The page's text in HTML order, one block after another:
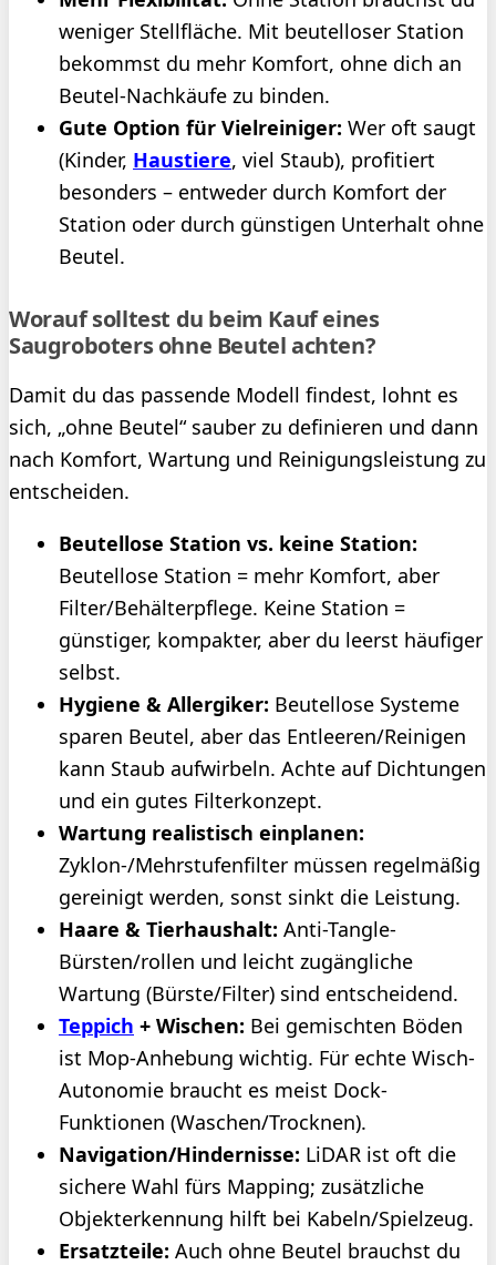
weniger Stellfläche. Mit beutelloser Station
bekommst du mehr Komfort, ohne dich an
Beutel-Nachkäufe zu binden.
Gute Option für Vielreiniger: Wer oft saugt
(Kinder, Haustiere, viel Staub), profitiert
besonders – entweder durch Komfort der
Station oder durch günstigen Unterhalt ohne
Beutel.
Worauf solltest du beim Kauf eines
Saugroboters ohne Beutel achten?
Damit du das passende Modell findest, lohnt es
sich, „ohne Beutel“ sauber zu definieren und dann
nach Komfort, Wartung und Reinigungsleistung zu
entscheiden.
Beutellose Station vs. keine Station:
Beutellose Station = mehr Komfort, aber
Filter/Behälterpflege. Keine Station =
günstiger, kompakter, aber du leerst häufiger
selbst.
Hygiene & Allergiker: Beutellose Systeme
sparen Beutel, aber das Entleeren/Reinigen
kann Staub aufwirbeln. Achte auf Dichtungen
und ein gutes Filterkonzept.
Wartung realistisch einplanen:
Zyklon-/Mehrstufenfilter müssen regelmäßig
gereinigt werden, sonst sinkt die Leistung.
Haare & Tierhaushalt: Anti-Tangle-
Bürsten/rollen und leicht zugängliche
Wartung (Bürste/Filter) sind entscheidend.
Teppich + Wischen: Bei gemischten Böden
ist Mop-Anhebung wichtig. Für echte Wisch-
Autonomie braucht es meist Dock-
Funktionen (Waschen/Trocknen).
Navigation/Hindernisse: LiDAR ist oft die
sichere Wahl fürs Mapping; zusätzliche
Objekterkennung hilft bei Kabeln/Spielzeug.
Ersatzteile: Auch ohne Beutel brauchst du